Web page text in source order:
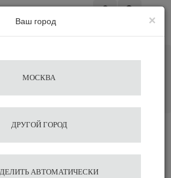
встраиваемый EasySystem
×
Ваш город
МОСКВА
ДРУГОЙ ГОРОД
АВТОМАТИЧЕСКИ